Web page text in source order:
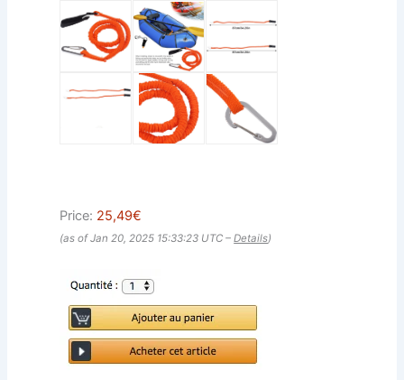
Price: 25,49€
(as of Jan 20, 2025 15:33:23 UTC –Details)